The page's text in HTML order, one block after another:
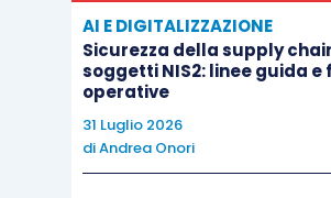
Infine, occorre ricordare che, nel
che raro, in cui un socio
superiore al 25% ed allo stesso
AI E DIGITALIZZAZIONE
Sicurezza della supply
soggetti NIS2: linee guida e
operative
31 Luglio 2026
diAndrea Onori